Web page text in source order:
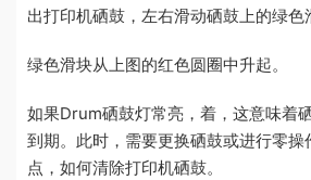
出打印机硒鼓，左右滑动硒鼓上的绿色
绿色滑块从上图的红色圆圈中升起。
如果Drum硒鼓灯常亮，着，这意味着
到期。此时，需要更换硒鼓或进行零操
点，如何清除打印机硒鼓。